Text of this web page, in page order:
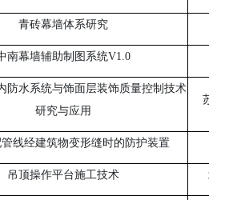
青砖幕墙体系研究
南幕墙辅助制图系统V1.0
防水系统与饰面层装饰质量控制技术
研究与应用
苏
线经建筑物变形缝时的防护装置
吊顶操作平台施工技术 北